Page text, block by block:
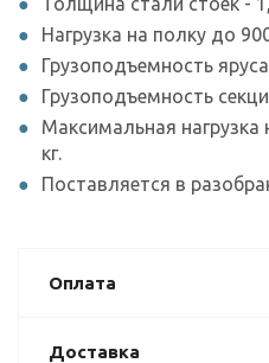
Нагрузка на полку до
Грузоподъемность
Грузоподъемность
Максимальная нагрузка
кг.
Поставляется в
Оплата
Доставка